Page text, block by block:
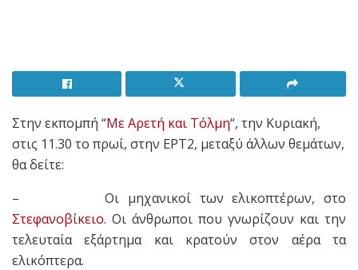
Στην εκπομπή “Με Αρετή και Τόλμη“, την Κυριακή,
στις 11.30 το πρωί, στην ΕΡΤ2, μεταξύ άλλων θεμάτων,
θα δείτε:
– Οι μηχανικοί των ελικοπτέρων, στο
Στεφανοβίκειο. Οι άνθρωποι που γνωρίζουν και την
τελευταία εξάρτημα και κρατούν στον αέρα τα
ελικόπτερα.